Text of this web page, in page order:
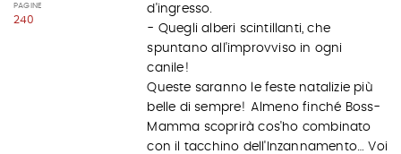
PAGINE
240
d'ingresso.
- Quegli alberi scintillanti, che
spuntano all'improvviso in ogni
canile!
Queste saranno le feste natalizie più
belle di sempre! Almeno finché Boss-
Mamma scoprirà cos'ho combinato
con il tacchino dell'Inzannamento… Voi